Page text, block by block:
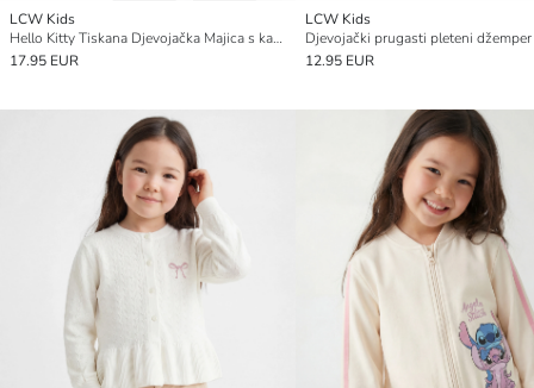
LCW Kids
Hello Kitty Tiskana Djevojačka Majica s kapuljačom
17.95 EUR
LCW Kids
12.95 EUR